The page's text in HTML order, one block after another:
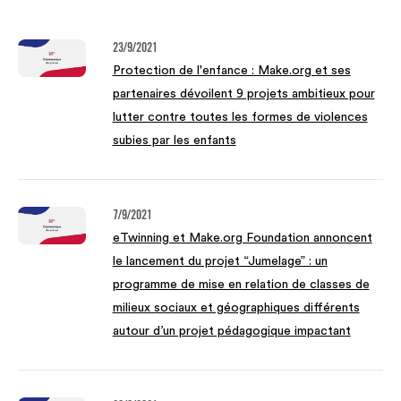
23/9/2021
Protection de l'enfance : Make.org et ses
partenaires dévoilent 9 projets ambitieux pour
lutter contre toutes les formes de violences
subies par les enfants
7/9/2021
eTwinning et Make.org Foundation annoncent
le lancement du projet “Jumelage” : un
programme de mise en relation de classes de
milieux sociaux et géographiques différents
autour d’un projet pédagogique impactant